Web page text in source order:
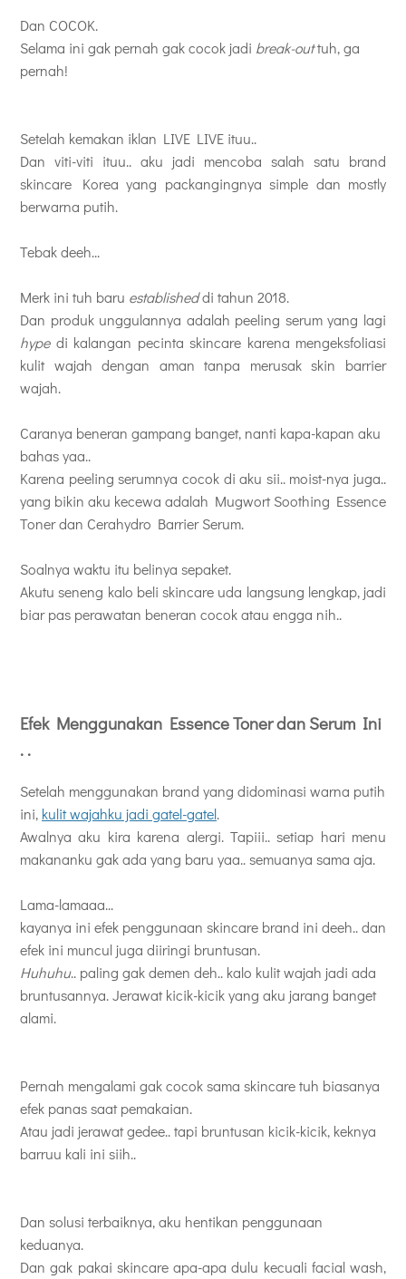
Dan COCOK.
Selama ini gak pernah gak cocok jadi break-outtuh, ga
pernah!
Setelah kemakan iklan LIVE LIVE ituu..
Dan viti-viti ituu.. aku jadi mencoba salah satu brand
skincare Korea yang packangingnya simple dan mostly
berwarna putih.
Tebak deeh...
Merk ini tuh baru establisheddi tahun 2018.
Dan produk unggulannya adalah peeling serum yang lagi
hypedi kalangan pecinta skincare karena mengeksfoliasi
kulit wajah dengan aman tanpa merusak skin barrier
wajah.
Caranya beneran gampang banget, nanti kapa-kapan aku
bahas yaa..
Karena peeling serumnya cocok di aku sii.. moist-nya juga..
yang bikin aku kecewa adalah Mugwort Soothing Essence
Toner dan Cerahydro Barrier Serum.
Soalnya waktu itu belinya sepaket.
Akutu seneng kalo beli skincare uda langsung lengkap, jadi
biar pas perawatan beneran cocok atau engga nih..
Efek Menggunakan Essence Toner dan Serum Ini
. .
Setelah menggunakan brand yang didominasi warna putih
ini, kulit wajahku jadi gatel-gatel.
Awalnya aku kira karena alergi. Tapiii.. setiap hari menu
makananku gak ada yang baru yaa.. semuanya sama aja.
Lama-lamaaa...
kayanya ini efek penggunaan skincare brand ini deeh.. dan
efek ini muncul juga diiringi bruntusan.
Huhuhu.. paling gak demen deh.. kalo kulit wajah jadi ada
bruntusannya. Jerawat kicik-kicik yang aku jarang banget
alami.
Pernah mengalami gak cocok sama skincare tuh biasanya
efek panas saat pemakaian.
Atau jadi jerawat gedee.. tapi bruntusan kicik-kicik, keknya
barruu kali ini siih..
Dan solusi terbaiknya, aku hentikan penggunaan
keduanya.
Dan gak pakai skincare apa-apa dulu kecuali facial wash,